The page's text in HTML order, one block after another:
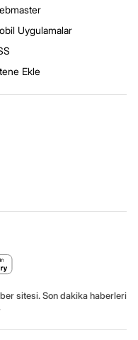
Uygulamalar
Ekle
sitesi. Son dakika haberleri